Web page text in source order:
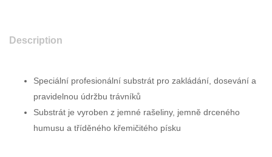
Description
Speciální profesionální substrát pro zakládání, dosevání a
pravidelnou údržbu trávníků
Substrát je vyroben z jemné rašeliny, jemně drceného
humusu a tříděného křemičitého písku